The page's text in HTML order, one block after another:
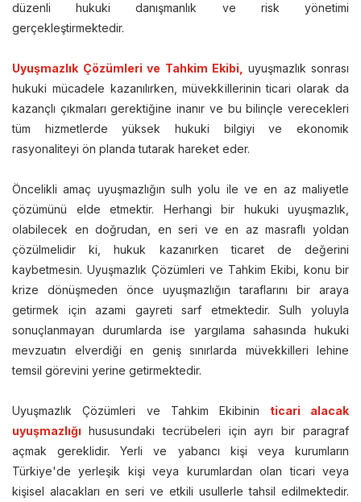
düzenli hukuki danışmanlık ve risk yönetimi
gerçekleştirmektedir.
Uyuşmazlık Çözümleri ve Tahkim Ekibi, uyuşmazlık sonrası
hukuki mücadele kazanılırken, müvekkillerinin ticari olarak da
kazançlı çıkmaları gerektiğine inanır ve bu bilinçle verecekleri
tüm hizmetlerde yüksek hukuki bilgiyi ve ekonomik
rasyonaliteyi ön planda tutarak hareket eder.
Öncelikli amaç uyuşmazlığın sulh yolu ile ve en az maliyetle
çözümünü elde etmektir. Herhangi bir hukuki uyuşmazlık,
olabilecek en doğrudan, en seri ve en az masraflı yoldan
çözülmelidir ki, hukuk kazanırken ticaret de değerini
kaybetmesin. Uyuşmazlık Çözümleri ve Tahkim Ekibi, konu bir
krize dönüşmeden önce uyuşmazlığın taraflarını bir araya
getirmek için azami gayreti sarf etmektedir. Sulh yoluyla
sonuçlanmayan durumlarda ise yargılama sahasında hukuki
mevzuatın elverdiği en geniş sınırlarda müvekkilleri lehine
temsil görevini yerine getirmektedir.
Uyuşmazlık Çözümleri ve Tahkim Ekibinin ticari alacak
uyuşmazlığı hususundaki tecrübeleri için ayrı bir paragraf
açmak gereklidir. Yerli ve yabancı kişi veya kurumların
Türkiye'de yerleşik kişi veya kurumlardan olan ticari veya
kişisel alacakları en seri ve etkili usullerle tahsil edilmektedir.